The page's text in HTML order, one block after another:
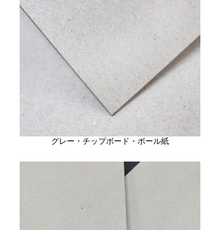
グレー・チップボード・ボール紙